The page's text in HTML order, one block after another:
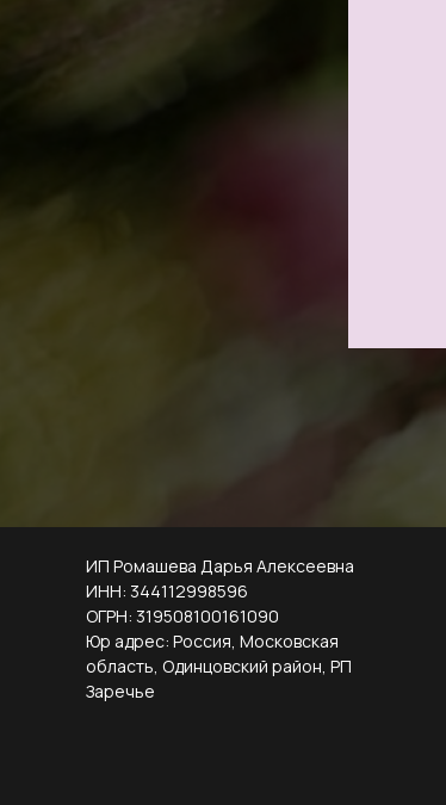
ИП Ромашева Дарья Алексеевна
ИНН: 344112998596
ОГРН: 319508100161090
Юр адрес: Россия, Московская
область, Одинцовский район, РП
Заречье